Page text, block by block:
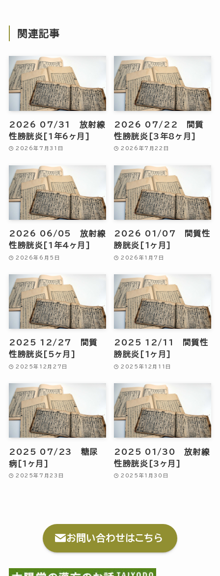
関連記事
2026 07/31 放射線
性膀胱炎[1年6ヶ月]
2026年7月31日
2026 07/22 間質
性膀胱炎[3年8ヶ月]
2026年7月22日
2026 06/05 放射線
性膀胱炎[1年4ヶ月]
2026年6月5日
2026 01/07 間質性
膀胱炎[1ヶ月]
2026年1月7日
2025 12/27 間質
性膀胱炎[5ヶ月]
2025年12月27日
2025 12/11 間質性
膀胱炎[1ヶ月]
2025年12月11日
2025 07/23 糖尿
病[1ヶ月]
2025年7月23日
2025 01/30 放射線
性膀胱炎[3ヶ月]
2025年1月30日
お問い合わせはこちら